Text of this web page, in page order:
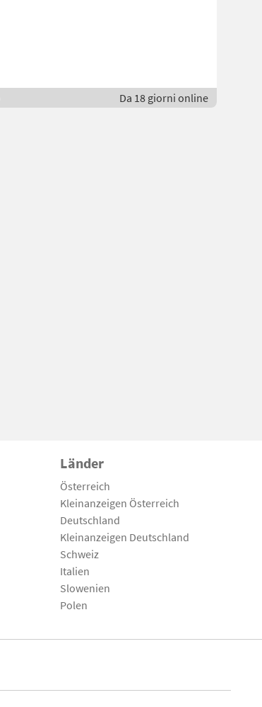
Da 18 giorni online
Länder
Österreich
Kleinanzeigen Österreich
Deutschland
Kleinanzeigen Deutschland
Schweiz
Italien
Slowenien
Polen